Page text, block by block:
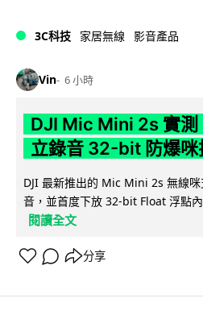
3C科技 家居無線 影音產品
Vin 6 小時
DJI Mic Mini 2s 實測
立錄音 32-bit 防爆咪
DJI 最新推出的 Mic Mini 2s 無線
音，並首度下放 32-bit Float 浮點
閱讀全文
分享